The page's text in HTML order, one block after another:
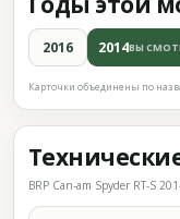
2016 2014ВЫ
Карточки объединены по
BRP Can-am Spyder RT-S